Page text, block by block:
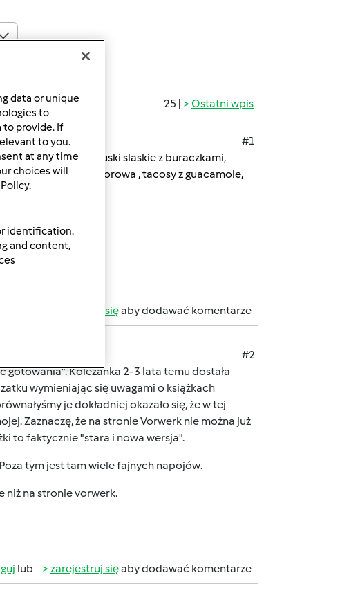
25 | Ostatni wpis
#1
gnocchi/ kluski slaskie z buraczkami,
dyniowa/pomidorowa , tacosy z guacamole,
zarejestruj sięaby dodawać komentarze
#2
gotowania". Kolezanka 2-3 lata temu dostała
wymieniając się uwagami o książkach
je dokładniej okazało się, że w tej
Zaznaczę, że na stronie Vorwerk nie można już
to faktycznie "stara i nowa wersja".
tym jest tam wiele fajnych napojów.
niż na stronie vorwerk.
lub zarejestruj sięaby dodawać komentarze
data or unique
to
to provide. If
to you.
at any time
choices will
identification.
and content,